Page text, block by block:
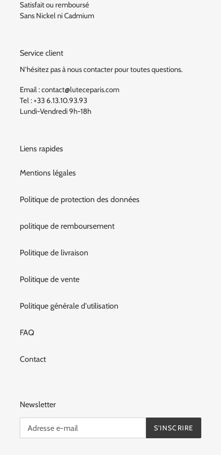
Satisfait ou remboursé
Sans Nickel ni Cadmium
Service client
N'hésitez pas à nous contacter pour toutes questions.
Email : contact@luteceparis.com
Tel : +33 6.13.10.93.93
Lundi-Vendredi 9h-18h
Liens rapides
Mentions légales
Politique de protection des données
politique de remboursement
Politique de livraison
Politique de vente
Politique générale d'utilisation
FAQ
Contact
Newsletter
S'INSCRIRE